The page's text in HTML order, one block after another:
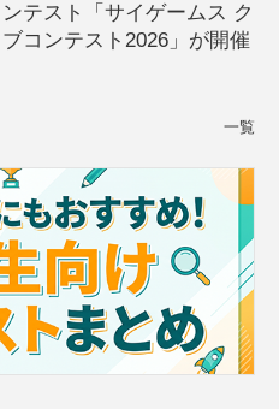
テスト「サイゲームス ク
コンテスト2026」が開催
一覧